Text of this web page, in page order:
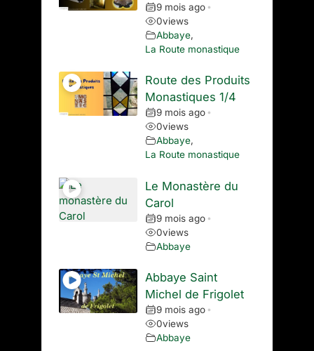
9 mois ago •
0views
Abbaye,
La Route monastique
Route des Produits
Monastiques 1/4
9 mois ago •
0views
Abbaye,
La Route monastique
Le Monastère du
Carol
9 mois ago •
0views
Abbaye
Abbaye Saint
Michel de Frigolet
9 mois ago •
0views
Abbaye